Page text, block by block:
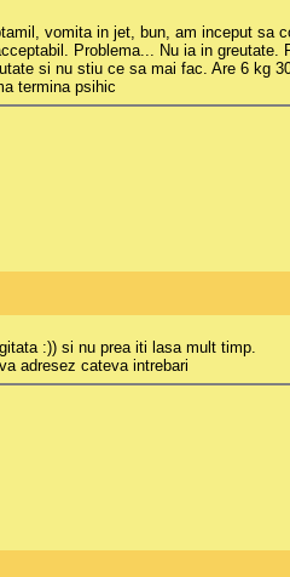
vomita in jet, bun, am inceput
Problema... Nu ia in
si nu stiu ce sa mai fac. Are 6 kg
termina psihic
:)) si nu prea iti lasa mult timp.
adresez cateva intrebari